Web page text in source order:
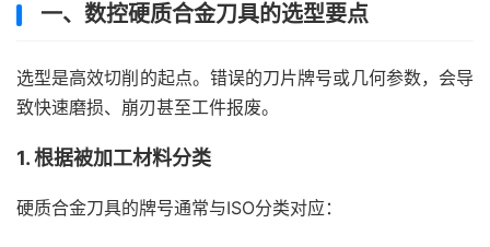
一、数控硬质合金刀具的选型要点
选型是高效切削的起点。错误的刀片牌号或几何参数，会导
致快速磨损、崩刃甚至工件报废。
1. 根据被加工材料分类
硬质合金刀具的牌号通常与ISO分类对应：